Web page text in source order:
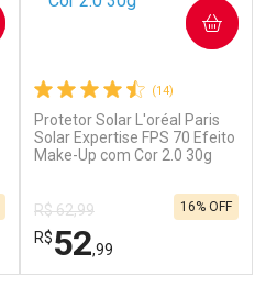
(14)
Protetor Solar L'oréal Paris
Solar Expertise FPS 70 Efeito
Make-Up com Cor 2.0 30g
R$ 62,99
R$52,99
16% OFF
COMPRAR